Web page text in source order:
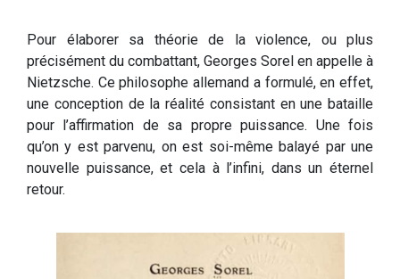
Pour élaborer sa théorie de la violence, ou plus
précisément du combattant, Georges Sorel en appelle à
Nietzsche. Ce philosophe allemand a formulé, en effet,
une conception de la réalité consistant en une bataille
pour l’affirmation de sa propre puissance. Une fois
qu’on y est parvenu, on est soi-même balayé par une
nouvelle puissance, et cela à l’infini, dans un éternel
retour.